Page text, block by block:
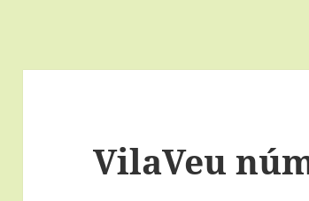
VilaVeu